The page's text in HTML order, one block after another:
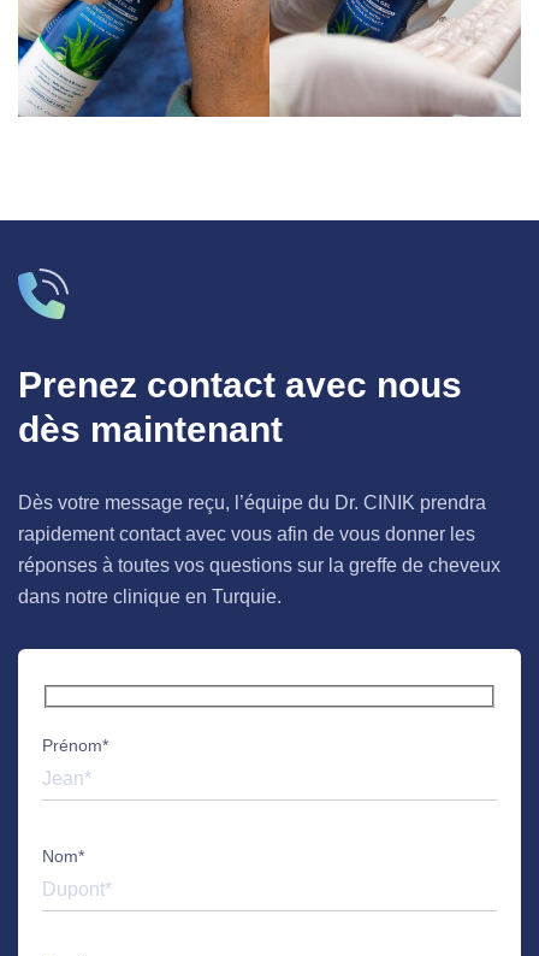
Prenez contact avec nous
dès maintenant
Dès votre message reçu, l’équipe du Dr. CINIK prendra
rapidement contact avec vous afin de vous donner les
réponses à toutes vos questions sur la greffe de cheveux
dans notre clinique en Turquie.
Prénom*
Nom*